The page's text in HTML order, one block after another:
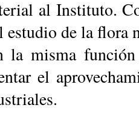
al Instituto.
estudio de la
la misma
el